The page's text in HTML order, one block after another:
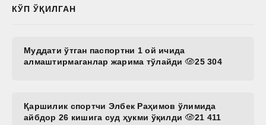
КЎП ЎҚИЛГАН
Муддати ўтган паспортни 1 ой ичида
алмаштирмаганлар жарима тўлайди
25 304
Қаршилик спортчи Элбек Раҳимов ўлимида
айбдор 26 кишига суд ҳукми ўқилди
21 411